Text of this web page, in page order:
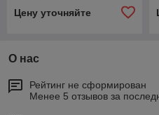
Цену уточняйте
О нас
Рейтинг не сформирован
Менее 5 отзывов за